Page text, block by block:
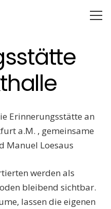
Erinnerungsstätte an
a.M. , gemeinsame
Manuel Loesaus
werden als
bleibend sichtbar.
lassen die eigenen